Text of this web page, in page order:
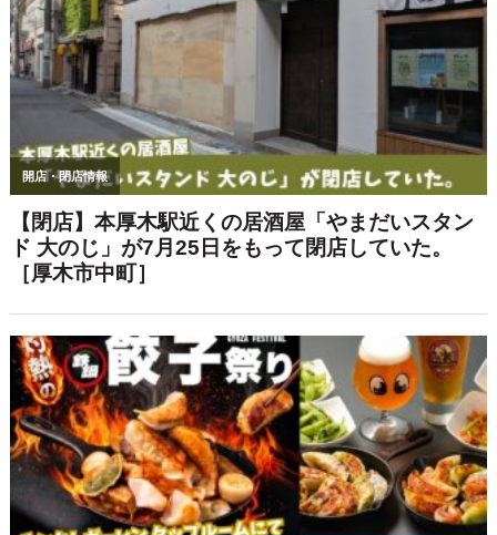
検索:
話題のお店・イベント
【驚安延長】日本酒/ビール/サワー30種
が990円で時間無制限飲み放題！個室居